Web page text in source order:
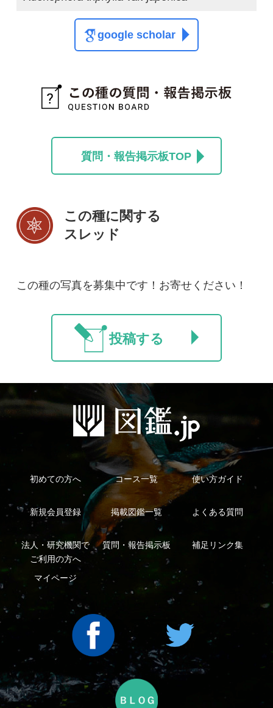
新規会員登録 掲載図鑑一覧 よくある質問
ご利用の方へ
利用規約｜有料会員利用規約｜ お問い合わせ｜ プライバ
特定商取引法に基づく表示 運営会社 インプレスグル
ープ
Copyright ©2016 Yama-kei Publishers co.,Ltd.
An impress Group Company. All rights reserved.